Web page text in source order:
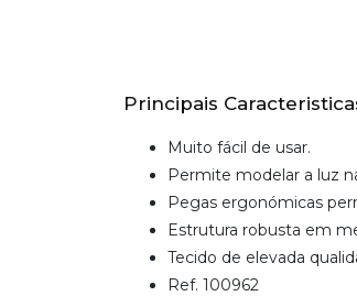
Principais
Muito fácil de usar.
Permite modelar a luz
Pegas ergonómicas
Estrutura robusta em
Tecido de elevada
Ref. 100962